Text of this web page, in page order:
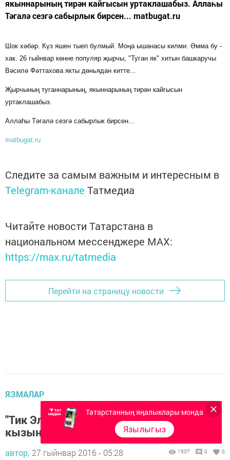
якыннарының тирән кайгысын уртаклашабыз. Аллаһы
Тәгалә сезгә сабырлык бирсен... matbugat.ru
Шок хәбәр. Күз яшен тыеп булмый. Моңа ышанасы килми. Әмма бу -
хак. 26 гыйнвар көнне популяр җырчы, "Туган як" хитын башкаручы
Вәсилә Фәттахова якты дөньядан китте...
Җырчының туганнарының, якыннарының тирән кайгысын
уртаклашабыз.
Аллаһы Тәгалә сезгә сабырлык бирсен...
matbugat.ru
Следите за самым важным и интересным в
Telegram-канале Татмедиа
Читайте новости Татарстана в
национальном мессенджере MАХ:
https://max.ru/tatmedia
Перейти на страницу новости
ЯЗМАЛАР
"Тик Эльвирам гына яшәсен!" (Шәтке
кызына ярдәм кирәк)
автор, 27 гыйнвар 2016 - 05:28 1507 0 0
Татарстанның яңалыклары монда
Язылыгыз